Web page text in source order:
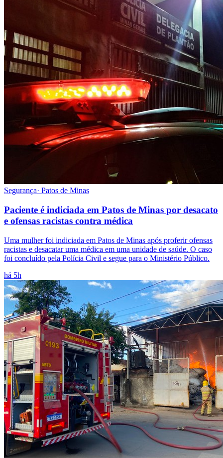
Segurança· Patos de Minas
Paciente é indiciada em Patos de Minas por desacato
e ofensas racistas contra médica
Uma mulher foi indiciada em Patos de Minas após proferir ofensas
racistas e desacatar uma médica em uma unidade de saúde. O caso
foi concluído pela Polícia Civil e segue para o Ministério Público.
há 5h